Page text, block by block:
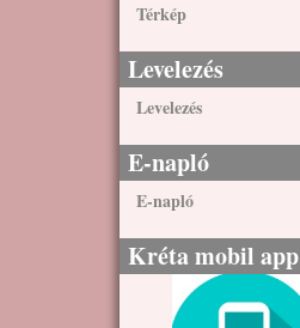
Térkép
Levelezés
Levelezés
E-napló
E-napló
Kréta mobil app